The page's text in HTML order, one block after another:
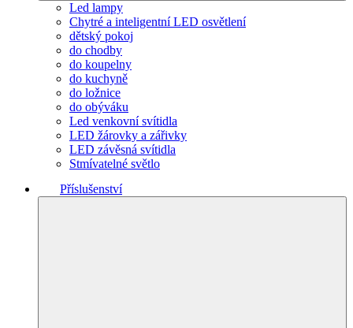
Led lampy
Chytré a inteligentní LED osvětlení
dětský pokoj
do chodby
do koupelny
do kuchyně
do ložnice
do obýváku
Led venkovní svítidla
LED žárovky a zářivky
LED závěsná svítidla
Stmívatelné světlo
Příslušenství